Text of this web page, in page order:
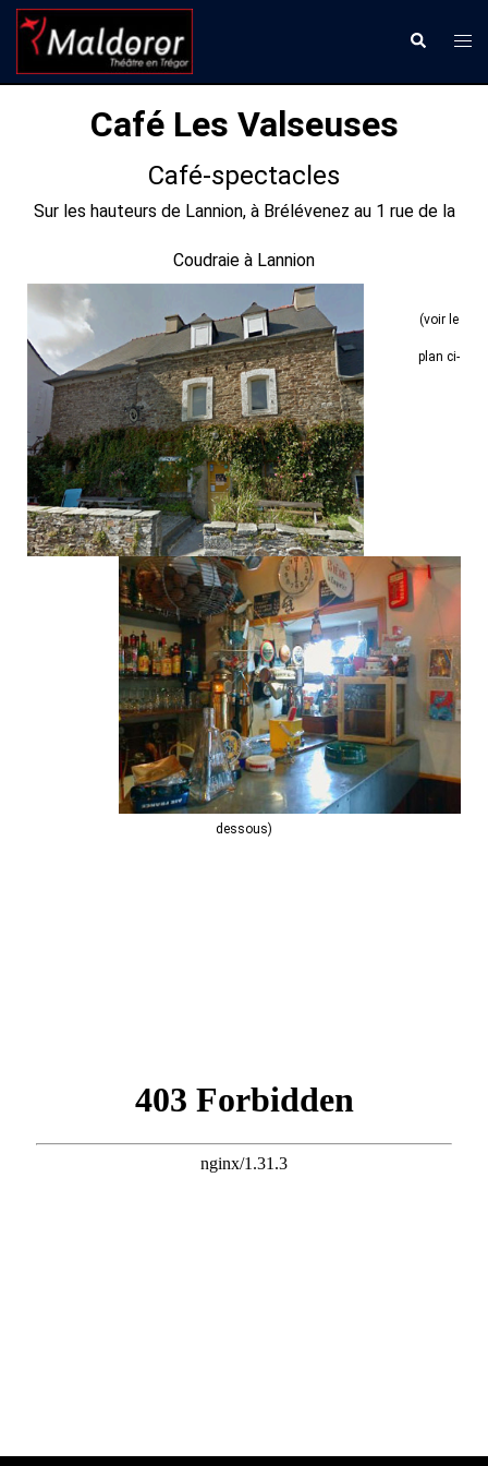
Aller
contenu
Café Les Valseuses
Café-spectacles
Sur les hauteurs de Lannion, à Brélévenez au 1 rue de la
Coudraie à Lannion
(voir le
plan ci-
dessous)